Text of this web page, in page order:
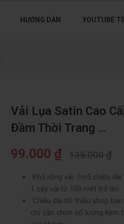
HƯỚNG DẪN YOUTUBE
Vải Lụa Satin Cao
Đầm Thời Trang …
135.000₫
99.000 ₫
Khổ rộng vải: 1m5 chiều
1 cây vải từ 100 mét trở lên
Chiều dài tối thiểu shop
chỉ cần chọn số lượng kèm